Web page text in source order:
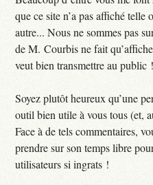
que ce site n’a pas affiché
autre... Nous ne sommes pas
de M. Courbis ne fait
veut bien transmettre au public
Soyez plutôt heureux qu’une
outil bien utile à vous tous (et,
Face à de tels commentaires,
prendre sur son temps libre
utilisateurs si ingrats !